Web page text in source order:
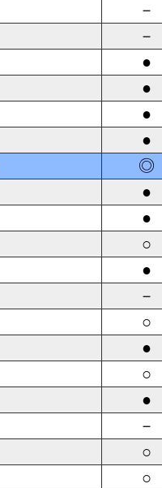
－
－
●
●
●
●
◎
●
●
○
●
－
○
●
○
●
－
○
○